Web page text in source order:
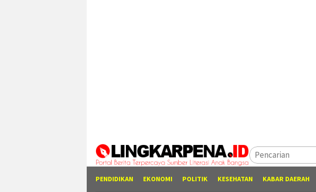
PENDIDIKAN EKONOMI POLITIK KESEHATAN KABAR DAERAH